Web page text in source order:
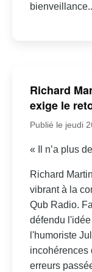
Richard
exige le
Publié le jeudi
« Il n’a plus
Richard
vibrant à la
Qub Radio.
défendu
l'humoriste
incohérences
erreurs